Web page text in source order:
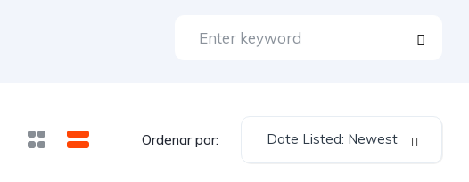
Ordenar por: Date Listed: Newest